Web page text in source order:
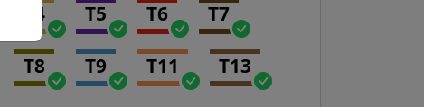
T4 T5 T6 T7
T8 T9 T11 T13